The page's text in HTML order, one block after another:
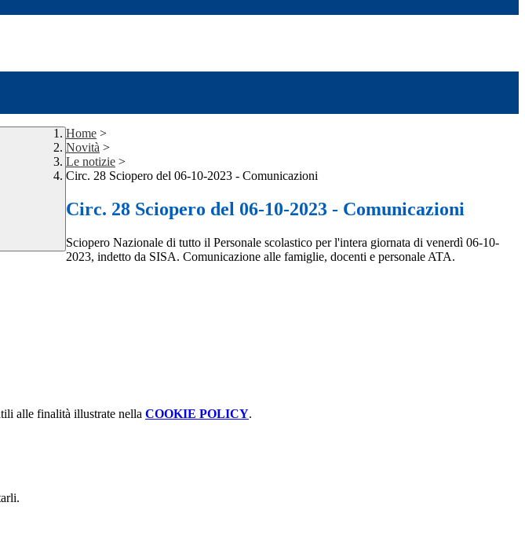
Home >
Novità >
Le notizie >
Circ. 28 Sciopero del 06-10-2023 - Comunicazioni
Circ. 28 Sciopero del 06-10-2023 - Comunicazioni
Sciopero Nazionale di tutto il Personale scolastico per l'intera giornata di venerdì 06-10-
2023, indetto da SISA. Comunicazione alle famiglie, docenti e personale ATA.
alle finalità illustrate nella COOKIE POLICY.